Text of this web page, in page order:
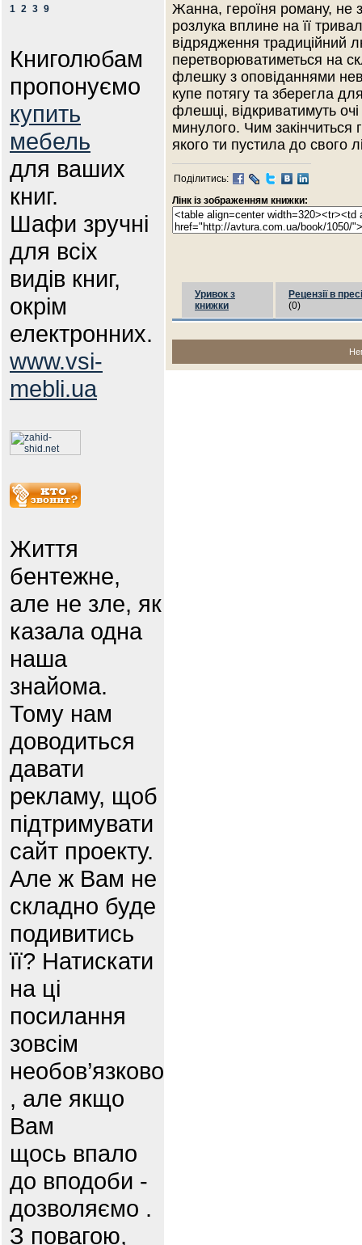
1 2 3 9
Книголюбам
пропонуємо
купить
мебель
для ваших
книг.
Шафи зручні
для всіх
видів книг,
окрім
електронних.
www.vsi-
mebli.ua
Життя
бентежне,
але не зле, як
казала одна
наша
знайома.
Тому нам
доводиться
давати
рекламу, щоб
підтримувати
сайт проекту.
Але ж Вам не
складно буде
подивитись
її? Натискати
на ці
посилання
зовсім
необов’язково
, але якщо
Вам
щось впало
до вподоби -
дозволяємо .
З повагою,
Жанна, героїня роману, не
розлука вплине на її
відрядження традиційний
перетворюватиметься на
флешку з оповіданнями
купе потягу та зберегла
флешці, відкриватимуть
минулого. Чим закінчиться
якого ти пустила до свого
Поділитись:
Лінк із зображенням книжки:
Уривок з
книжки
Рецензії в пресі
(0)